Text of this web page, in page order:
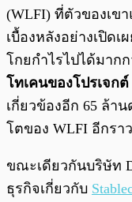
(WLFI) ที่ตัวของเข
เบื้องหลังอย่างเปิด
โกยกำไรไปได้มาก
โทเคนของโปรเจกต์
เกี่ยวข้องอีก 65 ล้า
โตของ WLFI อีกรา
ขณะเดียวกันบริษัท
ธุรกิจเกี่ยวกับ